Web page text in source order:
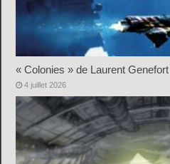
« Colonies » de Laurent Genefort
4 juillet 2026